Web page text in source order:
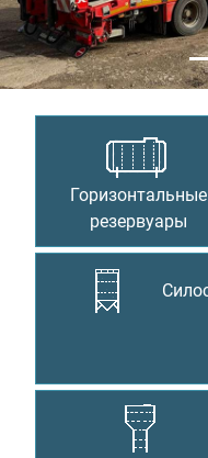
Горизонтальные
резервуары